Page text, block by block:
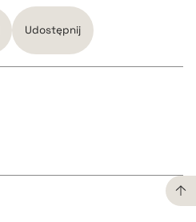
Udostępnij